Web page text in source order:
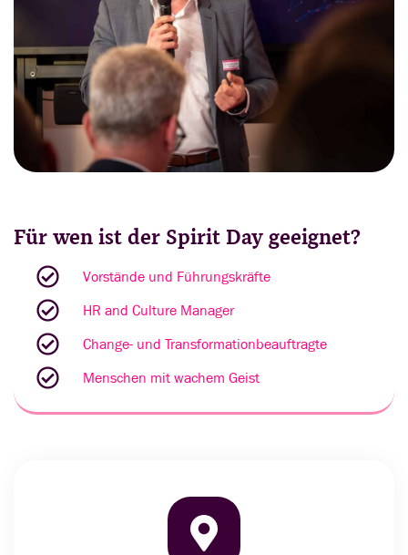
Für wen ist der Spirit Day geeignet?
Vorstände und Führungskräfte
HR and Culture Manager
Change- und Transformationbeauftragte
Menschen mit wachem Geist